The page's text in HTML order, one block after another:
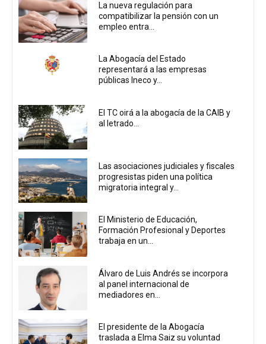
La nueva regulación para
compatibilizar la pensión con un
empleo entra...
La Abogacía del Estado
representará a las empresas
públicas Ineco y...
El TC oirá a la abogacía de la CAIB y
al letrado...
Las asociaciones judiciales y fiscales
progresistas piden una política
migratoria integral y...
El Ministerio de Educación,
Formación Profesional y Deportes
trabaja en un...
Álvaro de Luis Andrés se incorpora
al panel internacional de
mediadores en...
El presidente de la Abogacía
traslada a Elma Saiz su voluntad